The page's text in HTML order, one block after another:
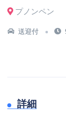
プノンペン
送迎付
詳細